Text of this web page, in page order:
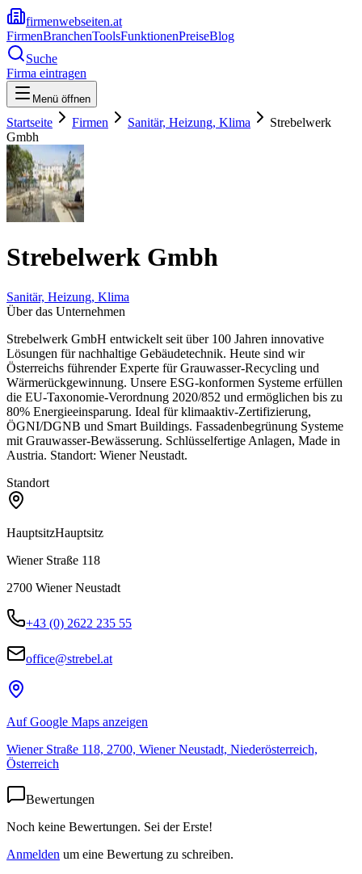
firmenwebseiten.at
FirmenBranchenToolsFunktionenPreiseBlog
Suche
Firma eintragen
Menü öffnen
Startseite Firmen Sanitär, Heizung, Klima
Strebelwerk
Gmbh
Strebelwerk Gmbh
Sanitär, Heizung, Klima
Über das Unternehmen
Strebelwerk GmbH entwickelt seit über 100 Jahren innovative
Lösungen für nachhaltige Gebäudetechnik. Heute sind wir
Österreichs führender Experte für Grauwasser-Recycling und
Wärmerückgewinnung. Unsere ESG-konformen Systeme erfüllen
die EU-Taxonomie-Verordnung 2020/852 und ermöglichen bis zu
80% Energieeinsparung. Ideal für klimaaktiv-Zertifizierung,
ÖGNI/DGNB und Smart Buildings. Fassadenbegrünung Systeme
mit Grauwasser-Bewässerung. Schlüsselfertige Anlagen, Made in
Austria. Standort: Wiener Neustadt.
Standort
HauptsitzHauptsitz
Wiener Straße 118
2700 Wiener Neustadt
+43 (0) 2622 235 55
office@strebel.at
Auf Google Maps anzeigen
Wiener Straße 118, 2700, Wiener Neustadt, Niederösterreich,
Österreich
Bewertungen
Noch keine Bewertungen. Sei der Erste!
Anmelden um eine Bewertung zu schreiben.